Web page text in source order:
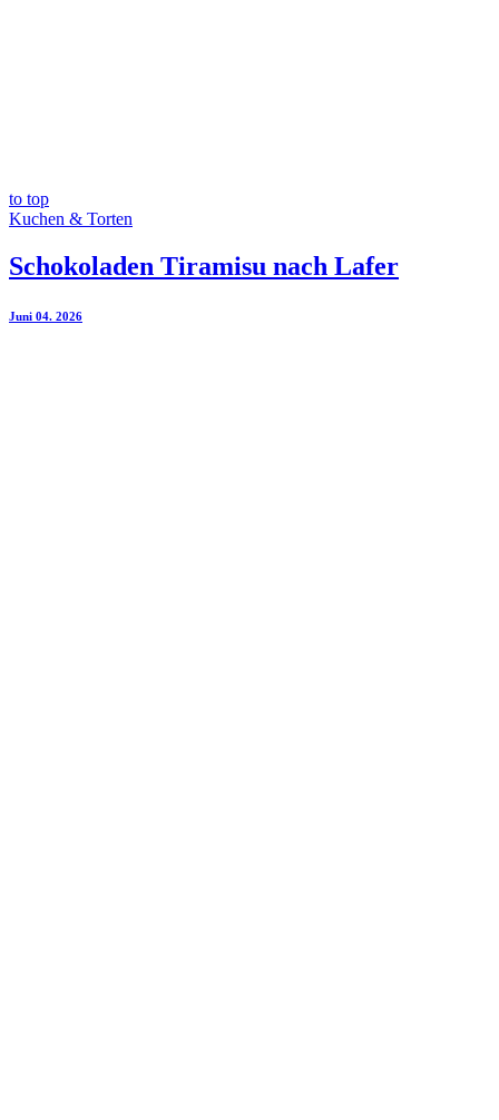
to top
Kuchen & Torten
Schokoladen Tiramisu nach Lafer
Juni 04. 2026